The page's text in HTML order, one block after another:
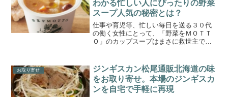
わかる忙しい人にぴったりの野菜
スープ人気の秘密とは？
仕事や育児等、忙しい毎日を送る３０代
の働く女性にとって、「野菜をＭＯＴＴ
Ｏ」のカップスープはまさに救世主で
スープが楽しめるこの商品は、手軽に野
菜を摂りたい方々から絶大な...
お取り寄せ
ジンギスカン松尾通販北海道の味
をお取り寄せ。本場のジンギスカ
ンを自宅で手軽に再現